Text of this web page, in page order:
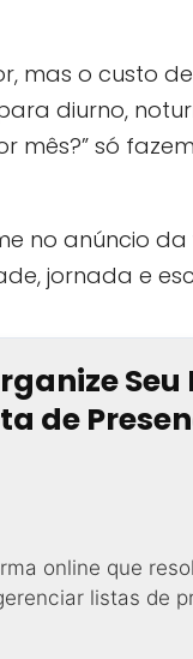
mas o custo
diurno,
mês?” só
no anúncio
jornada e
Seu
de
online que
listas de